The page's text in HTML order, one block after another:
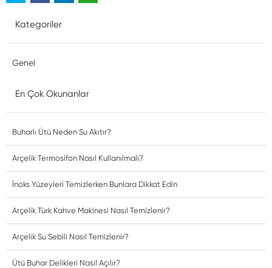
Kategoriler
Genel
En Çok Okunanlar
Buharlı Ütü Neden Su Akıtır?
Arçelik Termosifon Nasıl Kullanılmalı?
İnoks Yüzeyleri Temizlerken Bunlara Dikkat Edin
Arçelik Türk Kahve Makinesi Nasıl Temizlenir?
Arçelik Su Sebili Nasıl Temizlenir?
Ütü Buhar Delikleri Nasıl Açılır?